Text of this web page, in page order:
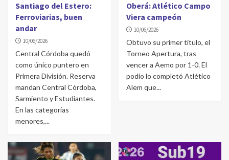
Santiago del Estero:
Ferroviarias, buen
andar
10/06/2026
Central Córdoba quedó
como único puntero en
Primera División. Reserva
mandan Central Córdoba,
Sarmiento y Estudiantes.
En las categorías
menores,...
Oberá: Atlético Campo
Viera campeón
10/06/2026
Obtuvo su primer título, el
Torneo Apertura, tras
vencer a Aemo por 1-0. El
podio lo completó Atlético
Alem que...